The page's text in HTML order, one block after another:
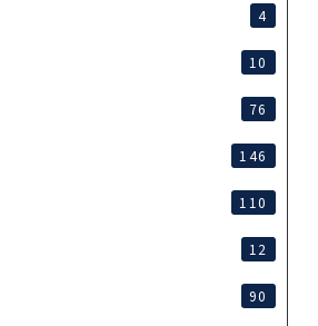
4
10
76
146
110
12
90